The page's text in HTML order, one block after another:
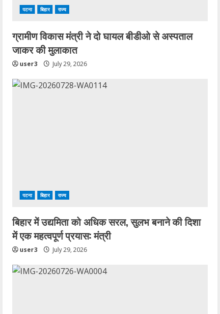
पटना बिहार राज्य
ग्रामीण विकास मंत्री ने दो घायल बीडीओ से अस्पताल
जाकर की मुलाकात
user3 July 29, 2026
पटना बिहार राज्य
बिहार में उद्यमिता को अधिक सरल, सुलभ बनाने की दिशा
में एक महत्वपूर्ण प्रयास: मंत्री
user3 July 29, 2026